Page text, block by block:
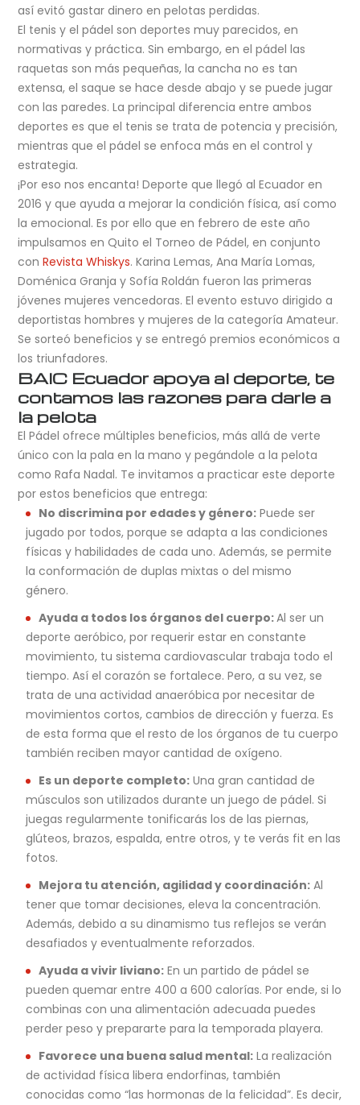
así evitó gastar dinero en pelotas perdidas.
El tenis y el pádel son deportes muy parecidos, en
normativas y práctica. Sin embargo, en el pádel las
raquetas son más pequeñas, la cancha no es tan
extensa, el saque se hace desde abajo y se puede jugar
con las paredes. La principal diferencia entre ambos
deportes es que el tenis se trata de potencia y precisión,
mientras que el pádel se enfoca más en el control y
estrategia.
¡Por eso nos encanta! Deporte que llegó al Ecuador en
2016 y que ayuda a mejorar la condición física, así como
la emocional. Es por ello que en febrero de este año
impulsamos en Quito el Torneo de Pádel, en conjunto
conRevista Whiskys. Karina Lemas, Ana María Lomas,
Doménica Granja y Sofía Roldán fueron las primeras
jóvenes mujeres vencedoras. El evento estuvo dirigido a
deportistas hombres y mujeres de la categoría Amateur.
Se sorteó beneficios y se entregó premios económicos a
los triunfadores.
BAIC Ecuador apoya al deporte, te
contamos las razones para darle a
la pelota
El Pádel ofrece múltiples beneficios, más allá de verte
único con la pala en la mano y pegándole a la pelota
como Rafa Nadal. Te invitamos a practicar este deporte
por estos beneficios que entrega:
No discrimina por edades y género: Puede ser
jugado por todos, porque se adapta a las condiciones
físicas y habilidades de cada uno. Además, se permite
la conformación de duplas mixtas o del mismo
género.
Ayuda a todos los órganos del cuerpo:Al ser un
deporte aeróbico, por requerir estar en constante
movimiento, tu sistema cardiovascular trabaja todo el
tiempo. Así el corazón se fortalece. Pero, a su vez, se
trata de una actividad anaeróbica por necesitar de
movimientos cortos, cambios de dirección y fuerza. Es
de esta forma que el resto de los órganos de tu cuerpo
también reciben mayor cantidad de oxígeno.
Es un deporte completo: Una gran cantidad de
músculos son utilizados durante un juego de pádel. Si
juegas regularmente tonificarás los de las piernas,
glúteos, brazos, espalda, entre otros, y te verás fit en las
fotos.
Mejora tu atención, agilidad y coordinación: Al
tener que tomar decisiones, eleva la concentración.
Además, debido a su dinamismo tus reflejos se verán
desafiados y eventualmente reforzados.
Ayuda a vivir liviano: En un partido de pádel se
pueden quemar entre 400 a 600 calorías. Por ende, si lo
combinas con una alimentación adecuada puedes
perder peso y prepararte para la temporada playera.
Favorece una buena salud mental: La realización
de actividad física libera endorfinas, también
conocidas como “las hormonas de la felicidad”. Es decir,